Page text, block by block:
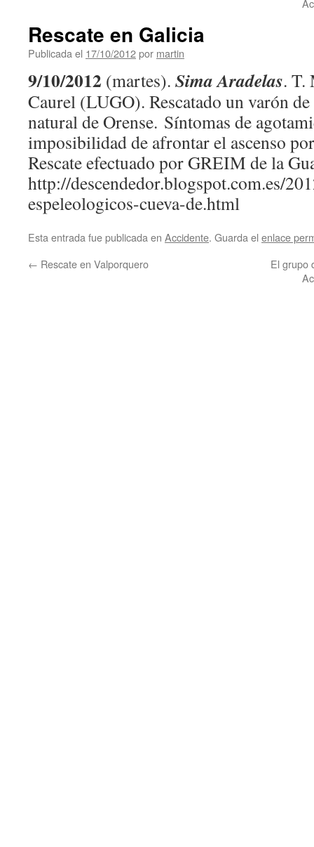
Rescate en Galicia
Publicada el 17/10/2012por martin
9/10/2012 (martes). Sima Aradelas. T.
Caurel (LUGO). Rescatado un varón de
natural de Orense. Síntomas de
imposibilidad de afrontar el ascenso
Rescate efectuado por GREIM de la
http://descendedor.blogspot.com.es/
espeleologicos-cueva-de.html
Esta entrada fue publicada en Accidente. Guarda el enlace
← Rescate en Valporquero
El grupo